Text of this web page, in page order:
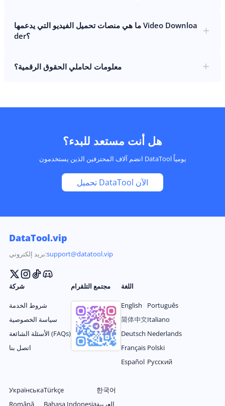
ما هي منصات تحميل الفيديو التي يدعمها Video Downloa
der؟
معلومات لحاملي الحقوق الرقمية؟
هل أنت مستعد للبدء؟
انضم آلاف المحترفين الذين يستخدمون DataTool يومياً
تحميل DataTool الآن
DataTool.vip
بريد إلكتروني:support@datatool.vip
شركة
شروط الخدمة
سياسة الخصوصية
الأسئلة الشائعة (FAQs)
اتصل بنا
مجتمع التلقرام اللغة
English
简体中文
Deutsch
Français
Español
Português
Italiano
Nederlands
Polski
Русский
Українська
Română
Türkçe
Bahasa Indonesia
한국어
العربية